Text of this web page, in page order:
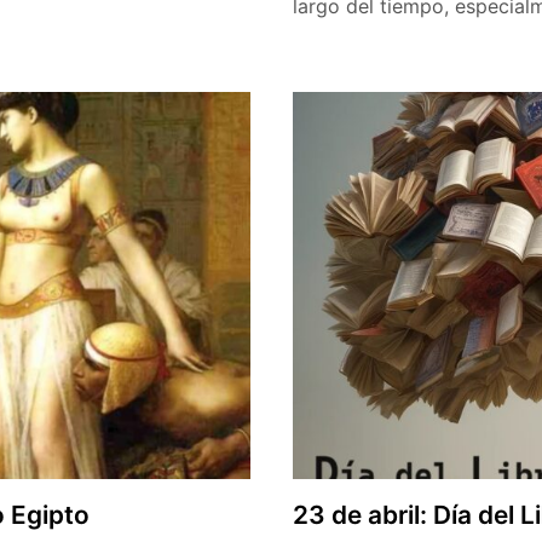
largo del tiempo,
Egipto 23 de abril: Día del